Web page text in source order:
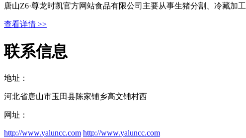
唐山Z6·尊龙时凯官方网站食品有限公司主要从事生猪分割、冷藏
查看详情 >>
联系信息
地址：
河北省唐山市玉田县陈家铺乡高文铺村西
网址：
http://www.yaluncc.com http://www.yaluncc.com